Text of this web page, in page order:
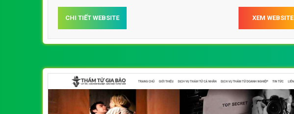
CHI TIẾT WEBSITE XEM WEBSITE